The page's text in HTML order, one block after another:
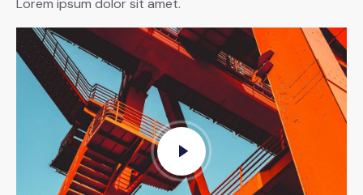
Lorem ipsum dolor sit amet.